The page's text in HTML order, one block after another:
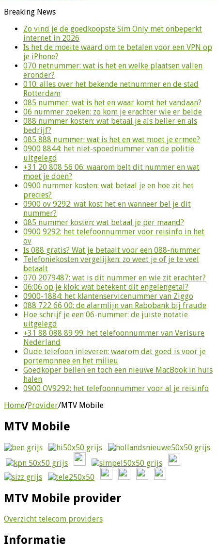
Breaking News
Zo vind je de goedkoopste Sim Only met onbeperkt
internet in 2026
Is het de moeite waard om te betalen voor een VPN op
je iPhone?
070 netnummer: wat is het en welke plaatsen vallen
eronder?
010: alles over het bekende netnummer en de stad
Rotterdam
085 nummer: wat is het en waar komt het vandaan?
06 nummer zoeken: zo kom je erachter wie er belde
088 nummer kosten: wat betaal je als beller en als
bedrijf?
085 888 nummer: wat is het en wat moet je ermee?
0900 8844: het niet-spoednummer van de politie
uitgelegd
+31 20 808 56 06: waarom belt dit nummer en wat
moet je doen?
0900 nummer kosten: wat betaal je en hoe zit het
precies?
0900 ov 9292: wat kost het en wanneer bel je dit
nummer?
085 nummer kosten: wat betaal je per maand?
0900 9292: het telefoonnummer voor reisinfo in het
ov
Is 088 gratis? Wat je betaalt voor een 088-nummer
Telefoniekosten vergelijken: zo weet je of je te veel
betaalt
070 2079487: wat is dit nummer en wie zit erachter?
06:06 op je klok: wat betekent dit engelengetal?
0900-1884: het klantenservicenummer van Ziggo
088 722 66 00: de alarmlijn van Rabobank bij fraude
Hoe schrijf je een 06-nummer: de juiste notatie
uitgelegd
+31 88 088 89 99: het telefoonnummer van Verisure
Nederland
Oude telefoon inleveren: waarom dat goed is voor je
portemonnee en het milieu
Goedkoper bellen en toch een nieuwe MacBook in huis
halen
0900 OV9292: het telefoonnummer voor al je reisinfo
Home/Provider/MTV Mobile
MTV Mobile
MTV Mobile provider
Overzicht telecom providers
Informatie